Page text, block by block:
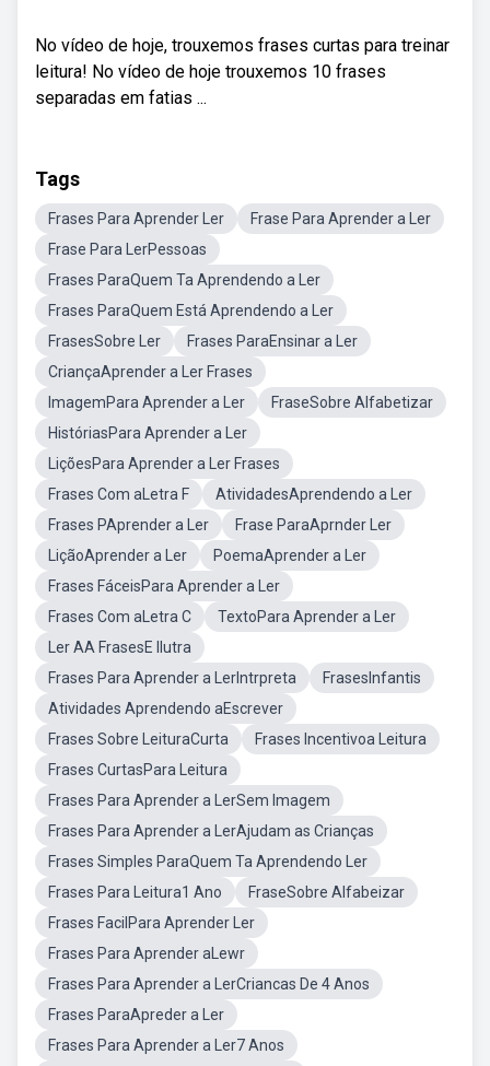
No vídeo de hoje, trouxemos frases curtas para treinar
leitura! No vídeo de hoje trouxemos 10 frases
separadas em fatias ...
Tags
Frases Para Aprender Ler
Frase Para Aprender a Ler
Frase Para LerPessoas
Frases ParaQuem Ta Aprendendo a Ler
Frases ParaQuem Está Aprendendo a Ler
FrasesSobre Ler
Frases ParaEnsinar a Ler
CriançaAprender a Ler Frases
ImagemPara Aprender a Ler
FraseSobre Alfabetizar
HistóriasPara Aprender a Ler
LiçõesPara Aprender a Ler Frases
Frases Com aLetra F
AtividadesAprendendo a Ler
Frases PAprender a Ler
Frase ParaAprnder Ler
LiçãoAprender a Ler
PoemaAprender a Ler
Frases FáceisPara Aprender a Ler
Frases Com aLetra C
TextoPara Aprender a Ler
Ler AA FrasesE Ilutra
Frases Para Aprender a LerIntrpreta
FrasesInfantis
Atividades Aprendendo aEscrever
Frases Sobre LeituraCurta
Frases Incentivoa Leitura
Frases CurtasPara Leitura
Frases Para Aprender a LerSem Imagem
Frases Para Aprender a LerAjudam as Crianças
Frases Simples ParaQuem Ta Aprendendo Ler
Frases Para Leitura1 Ano
FraseSobre Alfabeizar
Frases FacilPara Aprender Ler
Frases Para Aprender aLewr
Frases Para Aprender a LerCriancas De 4 Anos
Frases ParaApreder a Ler
Frases Para Aprender a Ler7 Anos